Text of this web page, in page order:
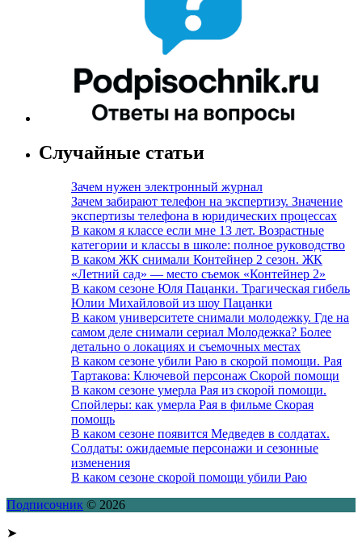
Случайные статьи
Зачем нужен электронный журнал
Зачем забирают телефон на экспертизу. Значение
экспертизы телефона в юридических процессах
В каком я классе если мне 13 лет. Возрастные
категории и классы в школе: полное руководство
В каком ЖК снимали Контейнер 2 сезон. ЖК
«Летний сад» — место съемок «Контейнер 2»
В каком сезоне Юля Пацанки. Трагическая гибель
Юлии Михайловой из шоу Пацанки
В каком университете снимали молодежку. Где на
самом деле снимали сериал Молодежка? Более
детально о локациях и съемочных местах
В каком сезоне убили Раю в скорой помощи. Рая
Тартакова: Ключевой персонаж Скорой помощи
В каком сезоне умерла Рая из скорой помощи.
Спойлеры: как умерла Рая в фильме Скорая
помощь
В каком сезоне появится Медведев в солдатах.
Солдаты: ожидаемые персонажи и сезонные
изменения
В каком сезоне скорой помощи убили Раю
Подписочник © 2026
➤